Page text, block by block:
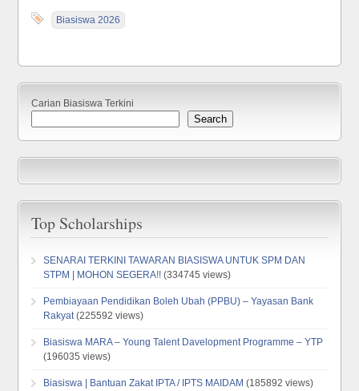
Biasiswa 2026
Carian Biasiswa Terkini
Search
Top Scholarships
SENARAI TERKINI TAWARAN BIASISWA UNTUK SPM DAN
STPM | MOHON SEGERA!! (334745 views)
Pembiayaan Pendidikan Boleh Ubah (PPBU) – Yayasan Bank
Rakyat (225592 views)
Biasiswa MARA – Young Talent Davelopment Programme – YTP
(196035 views)
Biasiswa | Bantuan Zakat IPTA / IPTS MAIDAM (185892 views)